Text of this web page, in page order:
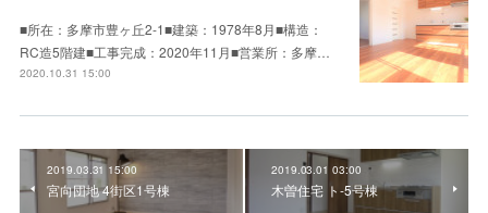
■所在：多摩市豊ヶ丘2-1■建築：1978年8月■構造：
RC造5階建■工事完成：2020年11月■営業所：多摩…
2020.10.31 15:00
2019.03.31 15:00
宮向団地 4街区1号棟
2019.03.01 03:00
木曽住宅 ト-5号棟